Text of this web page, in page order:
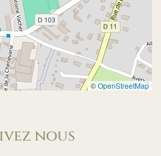
©OpenStreetMap
nous